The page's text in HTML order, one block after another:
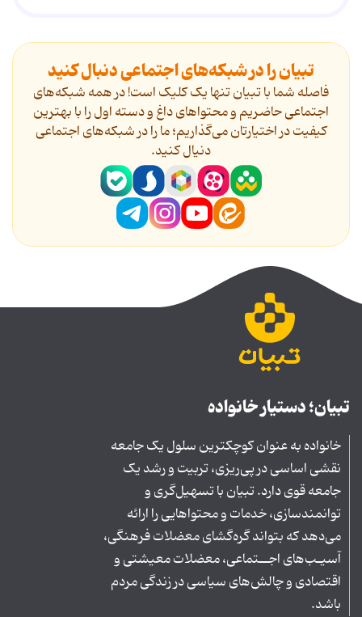
تبیان را در شبکه‌های اجتماعی دنبال کنید
فاصله شما با تبیان تنها یک کلیک است! در همه شبکه‌های
اجتماعی حاضریم و محتواهای داغ و دسته اول را با بهترین
کیفیت در اختیارتان می‌گذاریم؛ ما را در شبکه‌های اجتماعی
دنیال کنید.
تبیان؛ دستیار خانواده
خانواده به عنوان کوچکترین سلول یک جامعه
نقشی اساسی در پی‌ریزی، تربیت و رشد یک
جامعه قوی دارد. تبیان با تسهیل‌گری و
توانمندسازی، خدمات و محتواهایی را ارائه
می‌دهد که بتواند گره‌گشای معضلات فرهنگی،
آسیـب‌های اجــتماعی، معضلات معیشتی و
اقتصادی و چالش‌های سیاسی در زندگی مردم
باشد.